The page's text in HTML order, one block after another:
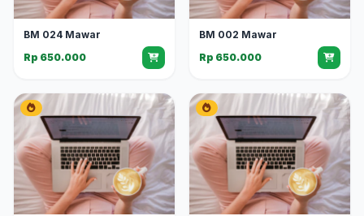
BM 024 Mawar
Rp 650.000
BM 002 Mawar
Rp 650.000